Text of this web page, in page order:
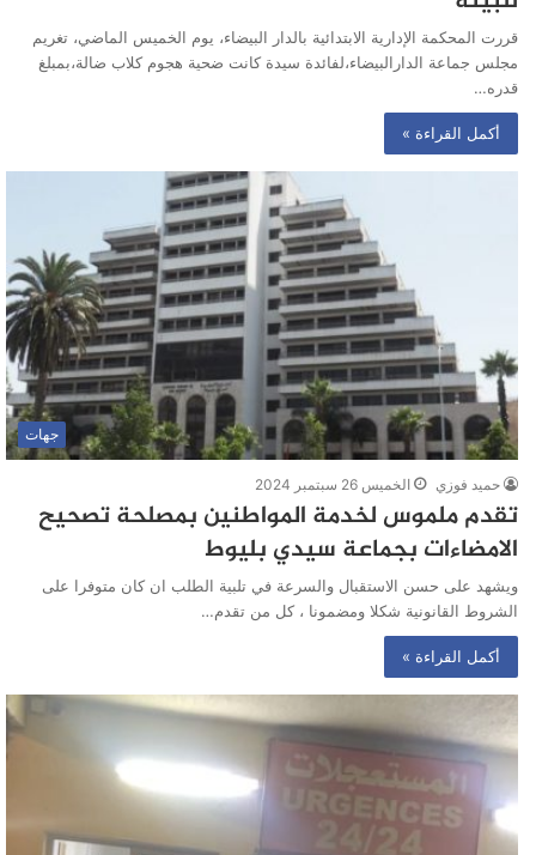
قررت المحكمة الإدارية الابتدائية بالدار البيضاء، يوم الخميس الماضي، تغريم
مجلس جماعة الدارالبيضاء،لفائدة سيدة كانت ضحية هجوم كلاب ضالة،بمبلغ
قدره…
أكمل القراءة »
جهات
حميد فوزي الخميس 26 سبتمبر 2024
تقدم ملموس لخدمة المواطنين بمصلحة تصحيح
الامضاءات بجماعة سيدي بليوط
ويشهد على حسن الاستقبال والسرعة في تلبية الطلب ان كان متوفرا على
الشروط القانونية شكلا ومضمونا ، كل من تقدم…
أكمل القراءة »